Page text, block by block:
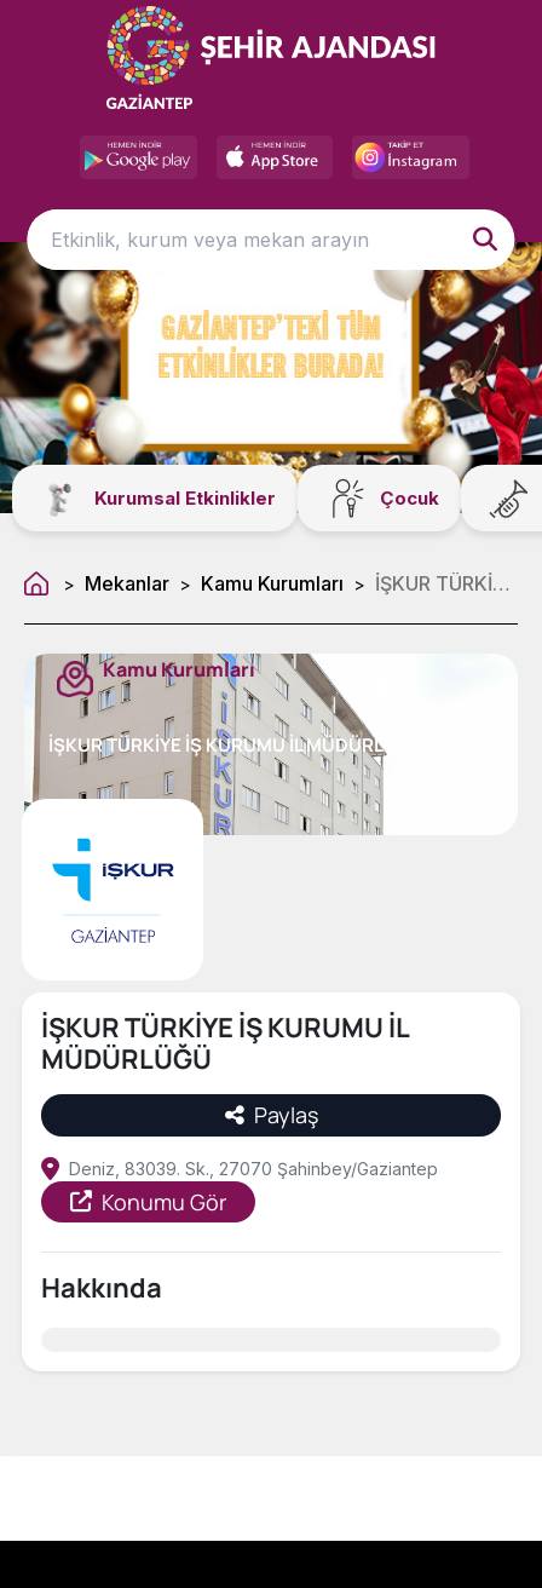
Kurumsal Etkinlikler Çocuk
> Mekanlar > Kamu Kurumları > İŞKUR TÜRKİYE İŞ KURUMU İL MÜDÜRLÜĞÜ
Kamu Kurumları
İŞKUR TÜRKİYE İŞ KURUMU İL MÜDÜRLÜĞÜ
İŞKUR TÜRKİYE İŞ KURUMU İL
MÜDÜRLÜĞÜ
Paylaş
Deniz, 83039. Sk., 27070 Şahinbey/Gaziantep
Konumu Gör
Hakkında